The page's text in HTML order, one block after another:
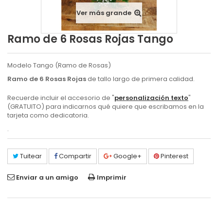
Ver más grande
Ramo de 6 Rosas Rojas Tango
Modelo Tango (Ramo de Rosas)
Ramo de 6 Rosas Rojasde tallo largo de primera calidad.
Recuerde incluir el accesorio de "personalización texto"
(GRATUITO) para indicarnos qué quiere que escribamos en la
tarjeta como dedicatoria.
.
Tuitear Compartir Google+ Pinterest
Enviar a un amigo Imprimir